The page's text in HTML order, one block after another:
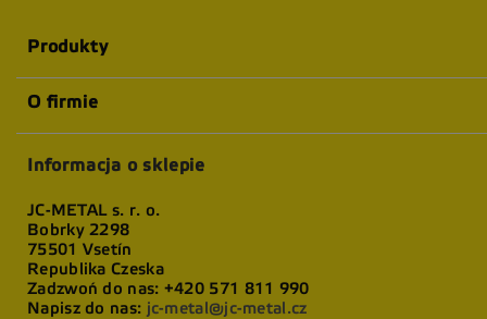
Produkty
O firmie
Informacja o sklepie
JC-METAL s. r. o.
Bobrky 2298
75501 Vsetín
Republika Czeska
Zadzwoń do nas: +420 571 811 990
Napisz do nas: jc-metal@jc-metal.cz